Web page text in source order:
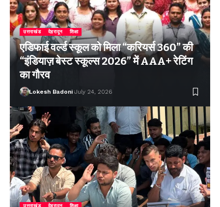
उत्तराखंड देहरादून शिक्षा
एडिफाई वर्ल्ड स्कूल को मिला “करियर्स 360” की
“इंडियाज़ बेस्ट स्कूल्स 2026” में AAA+ रेटिंग
का गौरव
Lokesh Badoni July 24, 2026
उत्तराखंड देहरादून शिक्षा